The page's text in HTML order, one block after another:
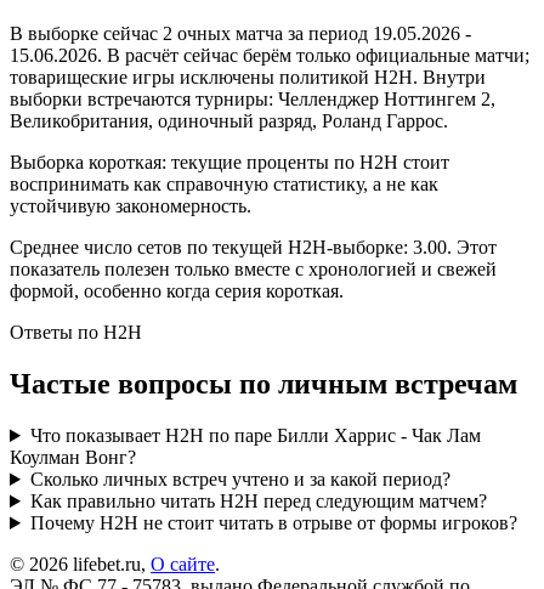
В выборке сейчас 2 очных матча за период 19.05.2026 -
15.06.2026. В расчёт сейчас берём только официальные матчи;
товарищеские игры исключены политикой H2H. Внутри
выборки встречаются турниры: Челленджер Ноттингем 2,
Великобритания, одиночный разряд, Роланд Гаррос.
Выборка короткая: текущие проценты по H2H стоит
воспринимать как справочную статистику, а не как
устойчивую закономерность.
Среднее число сетов по текущей H2H-выборке: 3.00. Этот
показатель полезен только вместе с хронологией и свежей
формой, особенно когда серия короткая.
Ответы по H2H
Частые вопросы по личным встречам
Что показывает H2H по паре Билли Харрис - Чак Лам
Коулман Вонг?
Сколько личных встреч учтено и за какой период?
Как правильно читать H2H перед следующим матчем?
Почему H2H не стоит читать в отрыве от формы игроков?
© 2026 lifebet.ru, О сайте.